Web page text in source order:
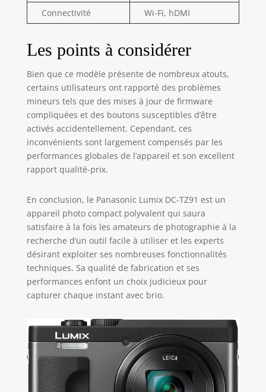
Connectivité Wi-Fi, hDMI
Les points à considérer
Bien que ce modèle présente de nombreux atouts,
certains utilisateurs ont rapporté des problèmes
mineurs tels que des mises à jour de firmware
compliquées et des boutons susceptibles d’être
activés accidentellement. Cependant, ces
inconvénients sont largement compensés par les
performances globales de l’appareil et son excellent
rapport qualité-prix.
En conclusion, le Panasonic Lumix DC-TZ91 est un
appareil photo compact polyvalent qui saura
satisfaire à la fois les amateurs de photographie à la
recherche d’un outil facile à utiliser et les experts
désirant exploiter ses nombreuses fonctionnalités
techniques. Sa qualité de fabrication et ses
performances enfont un choix judicieux pour
capturer chaque instant avec brio.